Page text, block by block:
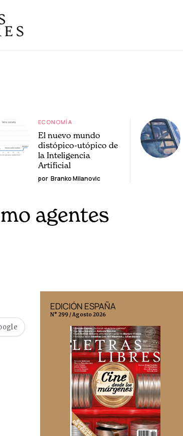
ECONOMÍA
El nuevo mundo
distópico-utópico de
la Inteligencia
Artificial
por Branko Milanovic
agentes
EDICIÓN ESPAÑA
N° 299 / Agosto 2026